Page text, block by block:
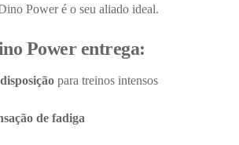
Power é o seu aliado ideal.
Power entrega:
para treinos intensos
de fadiga